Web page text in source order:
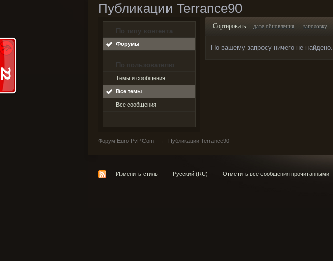
Публикации Terrance90
По типу контента
Форумы
По пользователю
Темы и сообщения
Все темы
Все сообщения
Сортировать дате обновления заголовку
По вашему запросу ничего не найдено.
Форум Euro-PvP.Com → Публикации Terrance90
Изменить стиль Русский (RU) Отметить все сообщения прочитанными